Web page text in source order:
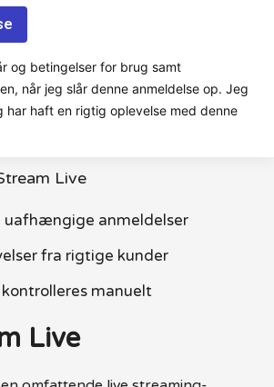
og betingelser for brug samt
når jeg slår denne anmeldelse op. Jeg
haft en rigtig oplevelse med denne
Live
uafhængige anmeldelser
fra rigtige kunder
manuelt
Live